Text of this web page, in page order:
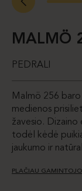
MALMÖ
PEDRALI
Malmö 256
medienos
žavesio. Dizaino
todėl kėdė
jaukumo ir
PLAČIAU GAMINTOJO